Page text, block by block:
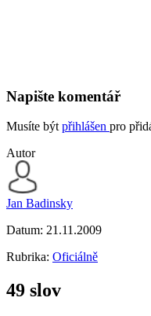
Napište komentář
Musíte být přihlášen pro
Autor
Jan Badinsky
Datum: 21.11.2009
Rubrika: Oficiálně
49 slov